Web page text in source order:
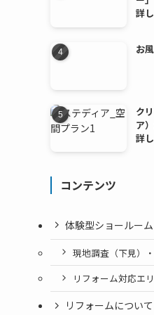
詳
お
ク
ア
詳
コンテンツ
体験型ショールーム
現地調査（下見）
リフォーム対応エ
リフォームについて